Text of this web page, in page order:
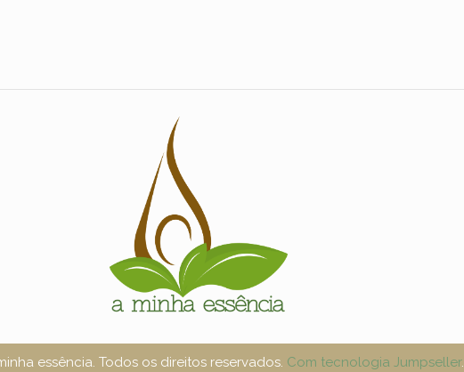
essência. Todos os direitos reservados. Com tecnologia Jumpseller.